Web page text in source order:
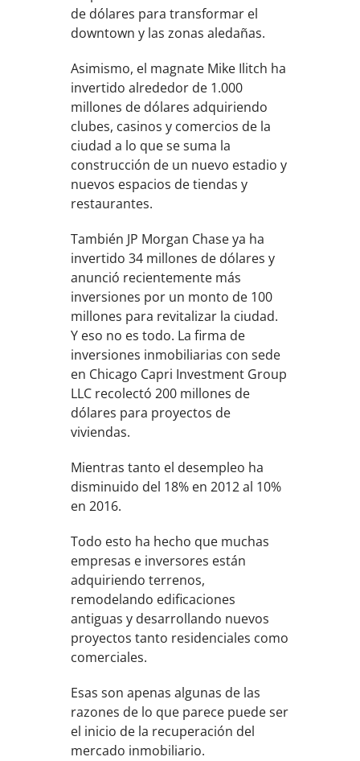
de dólares para transformar el
downtown y las zonas aledañas.
Asimismo, el magnate Mike Ilitch ha
invertido alrededor de 1.000
millones de dólares adquiriendo
clubes, casinos y comercios de la
ciudad a lo que se suma la
construcción de un nuevo estadio y
nuevos espacios de tiendas y
restaurantes.
También JP Morgan Chase ya ha
invertido 34 millones de dólares y
anunció recientemente más
inversiones por un monto de 100
millones para revitalizar la ciudad.
Y eso no es todo. La firma de
inversiones inmobiliarias con sede
en Chicago Capri Investment Group
LLC recolectó 200 millones de
dólares para proyectos de
viviendas.
Mientras tanto el desempleo ha
disminuido del 18% en 2012 al 10%
en 2016.
Todo esto ha hecho que muchas
empresas e inversores están
adquiriendo terrenos,
remodelando edificaciones
antiguas y desarrollando nuevos
proyectos tanto residenciales como
comerciales.
Esas son apenas algunas de las
razones de lo que parece puede ser
el inicio de la recuperación del
mercado inmobiliario.